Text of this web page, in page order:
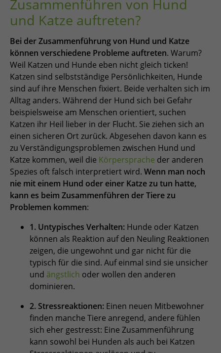
Zusammenführen von Hund
und Katze auftreten?
Bei der Zusammenführung von Hund und Katze
können verschiedene Probleme auftreten. Warum?
Weil Katzen und Hunde eben nicht gleich ticken!
Katzen sind selbstständige Persönlichkeiten, Hunde
sind auf ihre Menschen fixiert. Beide verhalten sich im
Alltag anders. Während der Hund sich bei Gefahr
beispielsweise am Menschen orientiert, suchen
Katzen ihr Heil lieber in der Flucht. Sie ziehen sich an
einen sicheren Ort zurück. Abgesehen davon kann es
zu Verständigungsproblemen zwischen Hund und
Katze kommen, weil die Körpersprache der anderen
Spezies oft falsch interpretiert wird. Wenn man noch
nie mit einem Hund oder einer Katze zu tun hatte,
kann es beim Zusammenführen der Tiere zu
Problemen kommen:
1. Untypisches Verhalten: Hunde oder Katzen
können als Reaktion auf den Neuling Reaktionen
zeigen, die ungewohnt und gar nicht für die
typisch für die sind. Auf einmal sind sie unsicher
und ängstlich oder wollen den anderen
dominieren.
2. Stressreaktionen: Einen neuen Mitbewohner
finden manche Tiere anregend, andere fühlen
sich eher gestresst: Eine Zusammenführung
kann sowohl bei Hunden als auch bei Katzen